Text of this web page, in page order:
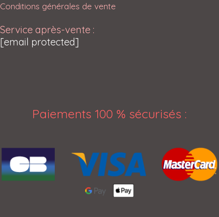
Conditions générales de vente
Service après-vente :
[email protected]
Paiements 100 % sécurisés :